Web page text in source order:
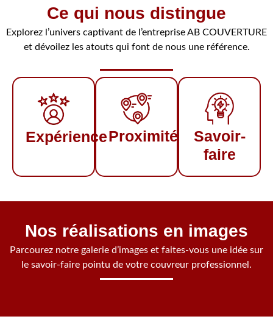
Ce qui nous distingue
Explorez l’univers captivant de l’entreprise AB COUVERTURE
et dévoilez les atouts qui font de nous une référence.
ExpérienceProximité
Savoir-
faire
Nos réalisations en images
Parcourez notre galerie d’images et faites-vous une idée sur
le savoir-faire pointu de votre couvreur professionnel.